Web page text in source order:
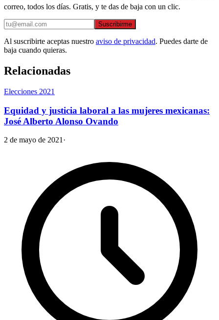
correo, todos los días. Gratis, y te das de baja con un clic.
Suscribirme
Al suscribirte aceptas nuestro aviso de privacidad. Puedes darte de
baja cuando quieras.
Relacionadas
Elecciones 2021
Equidad y justicia laboral a las mujeres mexicanas:
José Alberto Alonso Ovando
2 de mayo de 2021 ·